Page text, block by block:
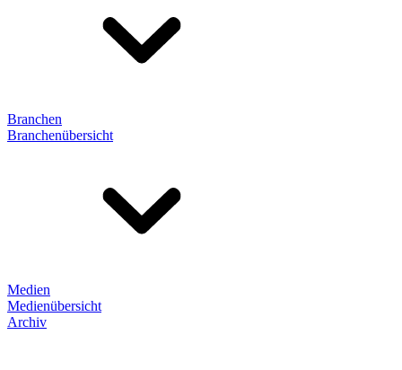
Branchen
Branchenübersicht
Medien
Medienübersicht
Archiv